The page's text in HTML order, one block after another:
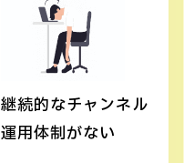
継続的なチャンネル
運用体制がない